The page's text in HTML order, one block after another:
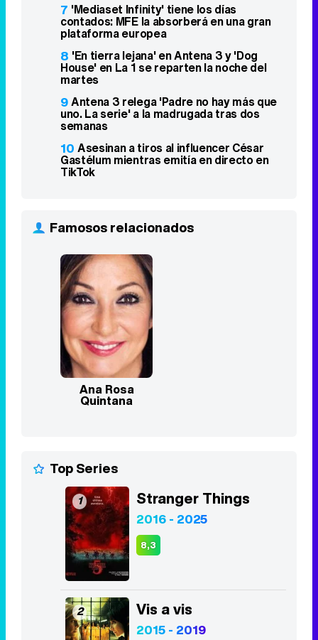
7 'Mediaset Infinity' tiene los días
contados: MFE la absorberá en una gran
plataforma europea
8 'En tierra lejana' en Antena 3 y 'Dog
House' en La 1 se reparten la noche del
martes
9Antena 3 relega 'Padre no hay más que
uno. La serie' a la madrugada tras dos
semanas
10 Asesinan a tiros al influencer César
Gastélum mientras emitía en directo en
TikTok
Famosos relacionados
Ana Rosa
Quintana
Top Series
1 Stranger Things
2016 - 2025
8,3
2 Vis a vis
2015 - 2019